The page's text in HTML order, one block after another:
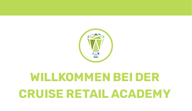
WILLKOMMEN BEI DER
CRUISE RETAIL ACADEMY